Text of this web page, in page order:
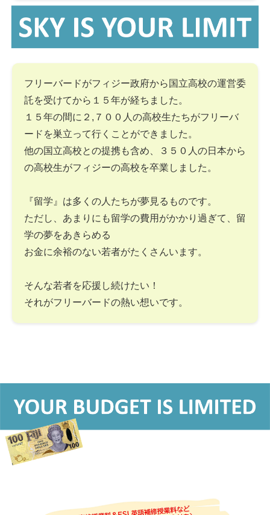
フリーバードがフィジー政府から国立高校の運営委
託を受けてから１５年が経ちました。
１５年の間に２,７００人の高校生たちがフリーバ
ードを巣立って行くことができました。
他の国立高校との提携も含め、３５０人の日本から
の高校生がフィジーの高校を卒業しました。
『留学』は多くの人たちが夢見るものです。
ただし、あまりにも留学の費用がかかり過ぎて、留
学の夢をあきらめる
お金に余裕のない若者がたくさんいます。
そんな若者を応援し続けたい！
それがフリーバードの熱い想いです。